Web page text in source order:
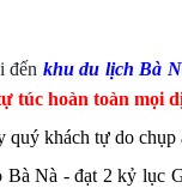
đến khu du lịch Bà
túc hoàn toàn mọi
khách tự do chụp
Bà Nà - đạt 2 kỷ lục